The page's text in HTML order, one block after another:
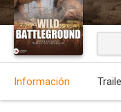
Información